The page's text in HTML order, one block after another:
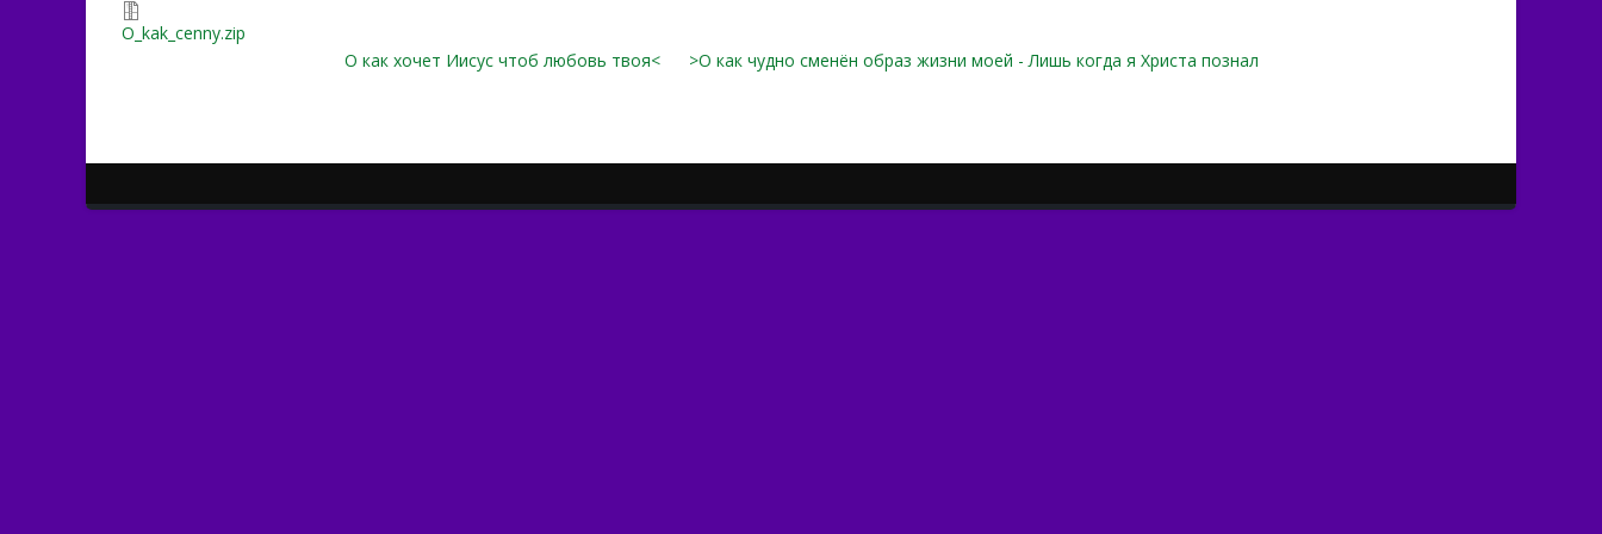
O_kak_cenny.zip
О как хочет Иисус чтоб любовь твоя<
>О как чудно сменён образ жизни моей - Лишь когда я Христа познал